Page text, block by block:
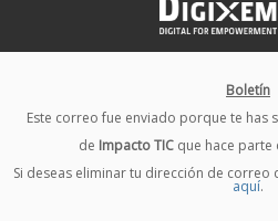
Boletín
Este correo fue enviado porque te has
de Impacto TICque hace parte
Si deseas eliminar tu dirección de correo
aquí.